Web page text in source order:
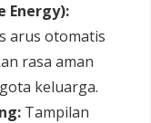
Energy):
arus otomatis
rasa aman
keluarga.
Tampilan